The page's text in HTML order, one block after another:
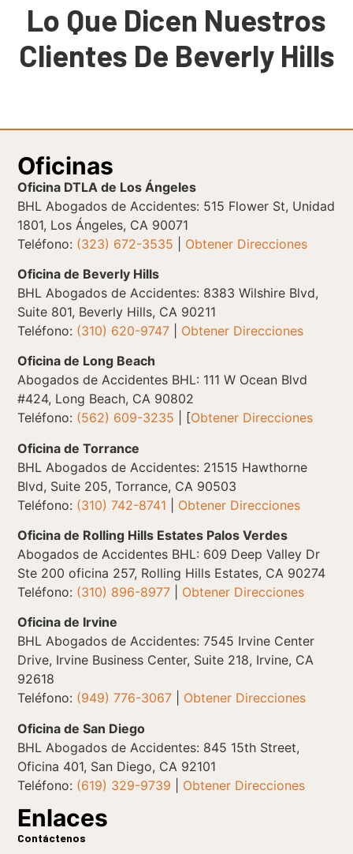
Lo Que Dicen Nuestros
Clientes De Beverly Hills
Oficinas
Oficina DTLA de Los Ángeles
BHL Abogados de Accidentes: 515 Flower St, Unidad
1801, Los Ángeles, CA 90071
Teléfono: (323) 672-3535
Obtener Direcciones
Oficina de Beverly Hills
BHL Abogados de Accidentes: 8383 Wilshire Blvd,
Suite 801, Beverly Hills, CA 90211
Teléfono: (310) 620-9747
Obtener Direcciones
Oficina de Long Beach
Abogados de Accidentes BHL: 111 W Ocean Blvd
#424, Long Beach, CA 90802
Teléfono: (562) 609-3235 | [Obtener Direcciones
Oficina de Torrance
BHL Abogados de Accidentes: 21515 Hawthorne
Blvd, Suite 205, Torrance, CA 90503
Teléfono: (310) 742-8741
Obtener Direcciones
Oficina de Rolling Hills Estates Palos Verdes
Abogados de Accidentes BHL: 609 Deep Valley Dr
Ste 200 oficina 257, Rolling Hills Estates, CA 90274
Teléfono: (310) 896-8977
Obtener Direcciones
Oficina de Irvine
BHL Abogados de Accidentes: 7545 Irvine Center
Drive, Irvine Business Center, Suite 218, Irvine, CA
92618
Teléfono: (949) 776-3067
Obtener Direcciones
Oficina de San Diego
BHL Abogados de Accidentes: 845 15th Street,
Oficina 401, San Diego, CA 92101
Teléfono: (619) 329-9739 Obtener Direcciones
Enlaces
Contáctenos